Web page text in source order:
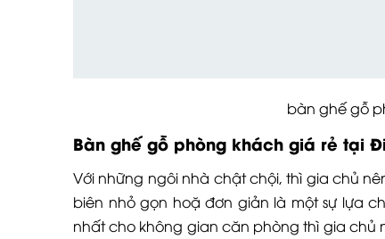
bàn ghế gỗ phòng
Bàn ghế gỗ phòng khách giá rẻ tại
Với những ngôi nhà chật chội, thì gia chủ
biên nhỏ gọn hoặ đơn giản là một sự lựa
nhất cho không gian căn phòng thì gia